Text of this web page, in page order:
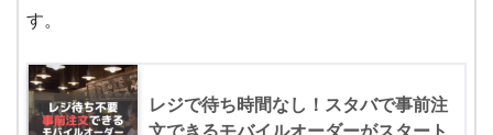
す。
レジで待ち時間なし！スタバで事前注